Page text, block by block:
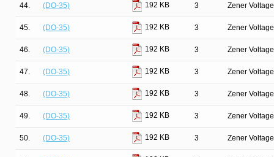
44. (DO-35) 192 KB 3 Zener
45. (DO-35) 192 KB 3 Zener
46. (DO-35) 192 KB 3 Zener
47. (DO-35) 192 KB 3 Zener
48. (DO-35) 192 KB 3 Zener
49. (DO-35) 192 KB 3 Zener
50. (DO-35) 192 KB 3 Zener